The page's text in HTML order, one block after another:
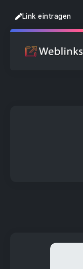
Link eintragen